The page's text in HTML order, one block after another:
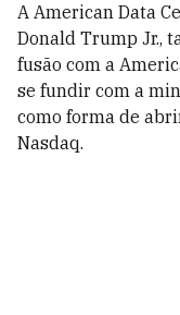
A American Data
Donald Trump Jr.,
fusão com a
se fundir com a
como forma de
Nasdaq.